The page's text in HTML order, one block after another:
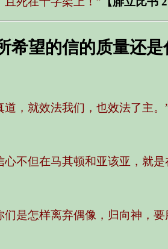
希望的信的质量还
，就效法我们，也效法了主。
不但在马其顿和亚该亚，就
是怎样离弃偶像，归向神，